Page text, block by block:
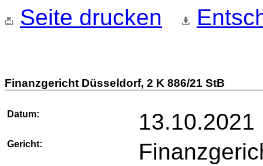
Seite drucken
Finanzgericht Düsseldorf, 2 K 886/21 StB
Datum: 13.10.2021
Gericht: